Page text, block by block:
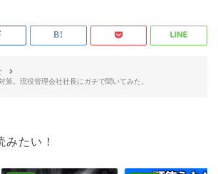
策。現役管理会社社長にガチで聞いてみた。
たい！